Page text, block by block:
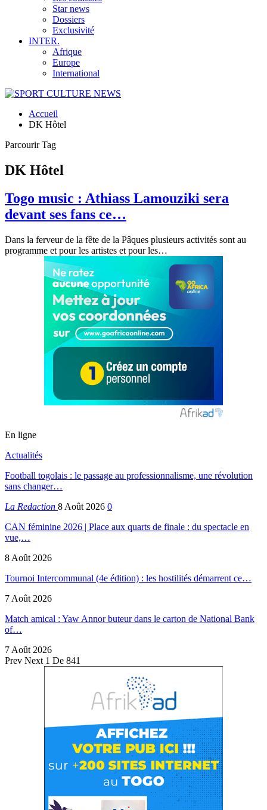
Star news
Dossiers
Exclusivité
INTER.
Afrique
Europe
International
Accueil
DK Hôtel
Parcourir Tag
DK Hôtel
Togo music : Athiass Lamouziki sera
devant ses fans ce…
Dans la ferveur de la fête de la Pâques plusieurs activités sont au
programme et pour les artistes et pour les…
En ligne
Actualités
Football togolais : le passage au professionnalisme, une révolution
sans changer…
La Redaction 8 Août 2026 0
CAN féminine 2026 | Place aux quarts de finale : du spectacle en
vue,…
8 Août 2026
Tournoi Intercommunal (4e édition) : les hostilités démarrent ce…
7 Août 2026
Match amical : Yaw Annor buteur dans le carton de National Bank
of…
7 Août 2026
Prev Next 1 De 841